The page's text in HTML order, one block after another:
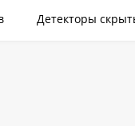
Детекторы